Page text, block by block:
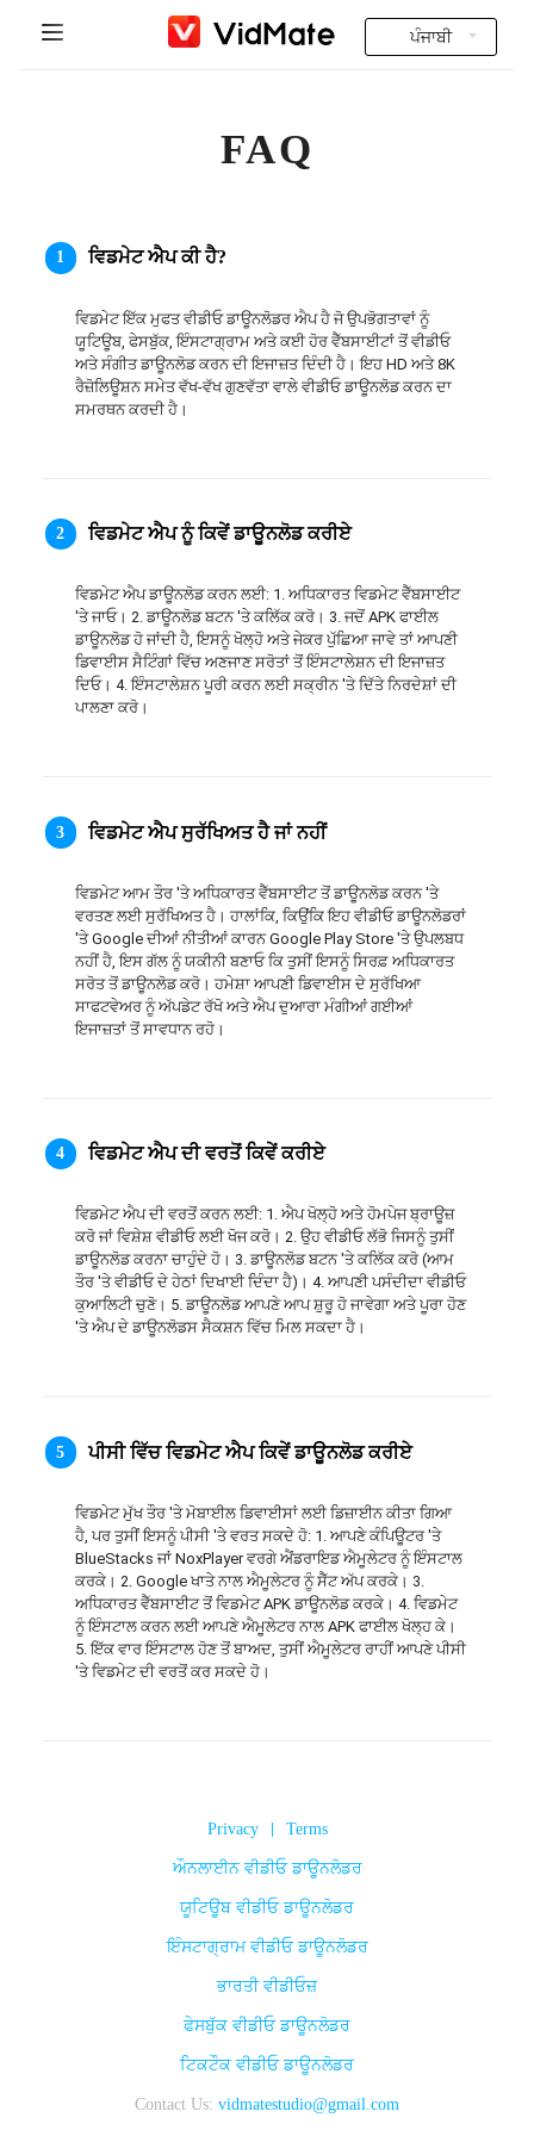
ਡਾਊਨਲੋਡ ਕਰੋ
Instagram Downloader
YT to MP3
ਪੰਜਾਬੀ
Italiano
العربية
বাংলা
हिंदी
Malaysia
FAQ
1 ਵਿਡਮੇਟ ਐਪ ਕੀ ਹੈ?
ਵਿਡਮੇਟ ਇੱਕ ਮੁਫਤ ਵੀਡੀਓ ਡਾਊਨਲੋਡਰ ਐਪ ਹੈ ਜੋ ਉਪਭੋਗਤਾਵਾਂ ਨੂੰ
ਯੂਟਿਊਬ, ਫੇਸਬੁੱਕ, ਇੰਸਟਾਗ੍ਰਾਮ ਅਤੇ ਕਈ ਹੋਰ ਵੈੱਬਸਾਈਟਾਂ ਤੋਂ ਵੀਡੀਓ
ਅਤੇ ਸੰਗੀਤ ਡਾਊਨਲੋਡ ਕਰਨ ਦੀ ਇਜਾਜ਼ਤ ਦਿੰਦੀ ਹੈ। ਇਹ HD ਅਤੇ 8K
ਰੈਜ਼ੋਲਿਊਸ਼ਨ ਸਮੇਤ ਵੱਖ-ਵੱਖ ਗੁਣਵੱਤਾ ਵਾਲੇ ਵੀਡੀਓ ਡਾਊਨਲੋਡ ਕਰਨ ਦਾ
ਸਮਰਥਨ ਕਰਦੀ ਹੈ।
2 ਵਿਡਮੇਟ ਐਪ ਨੂੰ ਕਿਵੇਂ ਡਾਊਨਲੋਡ ਕਰੀਏ
ਵਿਡਮੇਟ ਐਪ ਡਾਊਨਲੋਡ ਕਰਨ ਲਈ: 1. ਅਧਿਕਾਰਤ ਵਿਡਮੇਟ ਵੈੱਬਸਾਈਟ
'ਤੇ ਜਾਓ। 2. ਡਾਊਨਲੋਡ ਬਟਨ 'ਤੇ ਕਲਿੱਕ ਕਰੋ। 3. ਜਦੋਂ APK ਫਾਈਲ
ਡਾਊਨਲੋਡ ਹੋ ਜਾਂਦੀ ਹੈ, ਇਸਨੂੰ ਖੋਲ੍ਹੋ ਅਤੇ ਜੇਕਰ ਪੁੱਛਿਆ ਜਾਵੇ ਤਾਂ ਆਪਣੀ
ਡਿਵਾਈਸ ਸੈਟਿੰਗਾਂ ਵਿੱਚ ਅਣਜਾਣ ਸਰੋਤਾਂ ਤੋਂ ਇੰਸਟਾਲੇਸ਼ਨ ਦੀ ਇਜਾਜ਼ਤ
ਦਿਓ। 4. ਇੰਸਟਾਲੇਸ਼ਨ ਪੂਰੀ ਕਰਨ ਲਈ ਸਕ੍ਰੀਨ 'ਤੇ ਦਿੱਤੇ ਨਿਰਦੇਸ਼ਾਂ ਦੀ
ਪਾਲਣਾ ਕਰੋ।
3 ਵਿਡਮੇਟ ਐਪ ਸੁਰੱਖਿਅਤ ਹੈ ਜਾਂ ਨਹੀਂ
ਵਿਡਮੇਟ ਆਮ ਤੌਰ 'ਤੇ ਅਧਿਕਾਰਤ ਵੈੱਬਸਾਈਟ ਤੋਂ ਡਾਊਨਲੋਡ ਕਰਨ 'ਤੇ
ਵਰਤਣ ਲਈ ਸੁਰੱਖਿਅਤ ਹੈ। ਹਾਲਾਂਕਿ, ਕਿਉਂਕਿ ਇਹ ਵੀਡੀਓ ਡਾਊਨਲੋਡਰਾਂ
'ਤੇ Google ਦੀਆਂ ਨੀਤੀਆਂ ਕਾਰਨ Google Play Store 'ਤੇ ਉਪਲਬਧ
ਨਹੀਂ ਹੈ, ਇਸ ਗੱਲ ਨੂੰ ਯਕੀਨੀ ਬਣਾਓ ਕਿ ਤੁਸੀਂ ਇਸਨੂੰ ਸਿਰਫ਼ ਅਧਿਕਾਰਤ
ਸਰੋਤ ਤੋਂ ਡਾਊਨਲੋਡ ਕਰੋ। ਹਮੇਸ਼ਾ ਆਪਣੀ ਡਿਵਾਈਸ ਦੇ ਸੁਰੱਖਿਆ
ਸਾਫਟਵੇਅਰ ਨੂੰ ਅੱਪਡੇਟ ਰੱਖੋ ਅਤੇ ਐਪ ਦੁਆਰਾ ਮੰਗੀਆਂ ਗਈਆਂ
ਇਜਾਜ਼ਤਾਂ ਤੋਂ ਸਾਵਧਾਨ ਰਹੋ।
4 ਵਿਡਮੇਟ ਐਪ ਦੀ ਵਰਤੋਂ ਕਿਵੇਂ ਕਰੀਏ
ਵਿਡਮੇਟ ਐਪ ਦੀ ਵਰਤੋਂ ਕਰਨ ਲਈ: 1. ਐਪ ਖੋਲ੍ਹੋ ਅਤੇ ਹੋਮਪੇਜ ਬ੍ਰਾਊਜ਼
ਕਰੋ ਜਾਂ ਵਿਸ਼ੇਸ਼ ਵੀਡੀਓ ਲਈ ਖੋਜ ਕਰੋ। 2. ਉਹ ਵੀਡੀਓ ਲੱਭੋ ਜਿਸਨੂੰ ਤੁਸੀਂ
ਡਾਊਨਲੋਡ ਕਰਨਾ ਚਾਹੁੰਦੇ ਹੋ। 3. ਡਾਊਨਲੋਡ ਬਟਨ 'ਤੇ ਕਲਿੱਕ ਕਰੋ (ਆਮ
ਤੌਰ 'ਤੇ ਵੀਡੀਓ ਦੇ ਹੇਠਾਂ ਦਿਖਾਈ ਦਿੰਦਾ ਹੈ)। 4. ਆਪਣੀ ਪਸੰਦੀਦਾ ਵੀਡੀਓ
ਕੁਆਲਿਟੀ ਚੁਣੋ। 5. ਡਾਊਨਲੋਡ ਆਪਣੇ ਆਪ ਸ਼ੁਰੂ ਹੋ ਜਾਵੇਗਾ ਅਤੇ ਪੂਰਾ ਹੋਣ
'ਤੇ ਐਪ ਦੇ ਡਾਊਨਲੋਡਸ ਸੈਕਸ਼ਨ ਵਿੱਚ ਮਿਲ ਸਕਦਾ ਹੈ।
5 ਪੀਸੀ ਵਿੱਚ ਵਿਡਮੇਟ ਐਪ ਕਿਵੇਂ ਡਾਊਨਲੋਡ ਕਰੀਏ
ਵਿਡਮੇਟ ਮੁੱਖ ਤੌਰ 'ਤੇ ਮੋਬਾਈਲ ਡਿਵਾਈਸਾਂ ਲਈ ਡਿਜ਼ਾਈਨ ਕੀਤਾ ਗਿਆ
ਹੈ, ਪਰ ਤੁਸੀਂ ਇਸਨੂੰ ਪੀਸੀ 'ਤੇ ਵਰਤ ਸਕਦੇ ਹੋ: 1. ਆਪਣੇ ਕੰਪਿਊਟਰ 'ਤੇ
BlueStacks ਜਾਂ NoxPlayer ਵਰਗੇ ਐਂਡਰਾਇਡ ਐਮੂਲੇਟਰ ਨੂੰ ਇੰਸਟਾਲ
ਕਰਕੇ। 2. Google ਖਾਤੇ ਨਾਲ ਐਮੂਲੇਟਰ ਨੂੰ ਸੈੱਟ ਅੱਪ ਕਰਕੇ। 3.
ਅਧਿਕਾਰਤ ਵੈੱਬਸਾਈਟ ਤੋਂ ਵਿਡਮੇਟ APK ਡਾਊਨਲੋਡ ਕਰਕੇ। 4. ਵਿਡਮੇਟ
ਨੂੰ ਇੰਸਟਾਲ ਕਰਨ ਲਈ ਆਪਣੇ ਐਮੂਲੇਟਰ ਨਾਲ APK ਫਾਈਲ ਖੋਲ੍ਹ ਕੇ।
5. ਇੱਕ ਵਾਰ ਇੰਸਟਾਲ ਹੋਣ ਤੋਂ ਬਾਅਦ, ਤੁਸੀਂ ਐਮੂਲੇਟਰ ਰਾਹੀਂ ਆਪਣੇ ਪੀਸੀ
'ਤੇ ਵਿਡਮੇਟ ਦੀ ਵਰਤੋਂ ਕਰ ਸਕਦੇ ਹੋ।
Privacy | Terms
ਔਨਲਾਈਨ ਵੀਡੀਓ ਡਾਊਨਲੋਡਰ
ਯੂਟਿਊਬ ਵੀਡੀਓ ਡਾਊਨਲੋਡਰ
ਇੰਸਟਾਗ੍ਰਾਮ ਵੀਡੀਓ ਡਾਊਨਲੋਡਰ
ਭਾਰਤੀ ਵੀਡੀਓਜ਼
ਫੇਸਬੁੱਕ ਵੀਡੀਓ ਡਾਊਨਲੋਡਰ
ਟਿਕਟੌਕ ਵੀਡੀਓ ਡਾਊਨਲੋਡਰ
Contact Us: vidmatestudio@gmail.com